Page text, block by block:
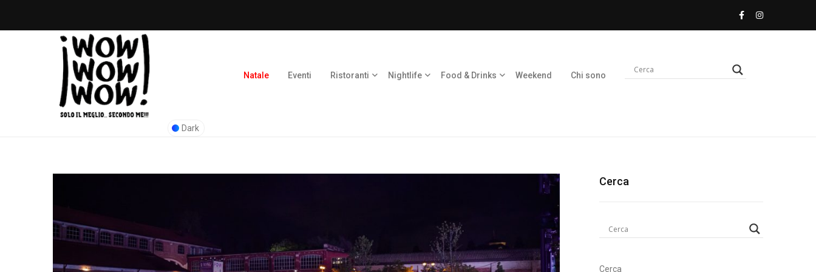
Natale Eventi Ristoranti Nightlife Food & Drinks Weekend Chi sono
Dark
Cerca
Cerca